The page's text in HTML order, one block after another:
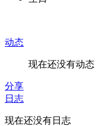
动态
现在还没有动态
分享
日志
现在还没有日志